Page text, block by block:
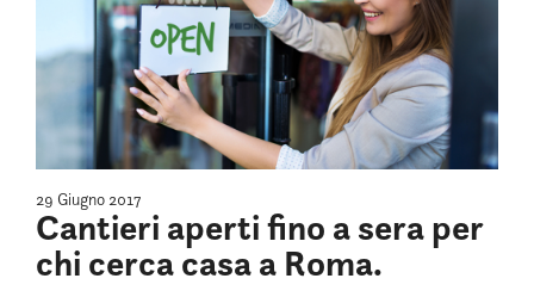
29 Giugno 2017
Cantieri aperti fino a sera per
chi cerca casa a Roma.